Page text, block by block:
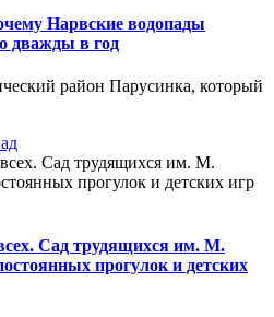
Нарвские водопады
дважды в год
район Парусинка, который
Сад трудящихся им. М.
прогулок и детских